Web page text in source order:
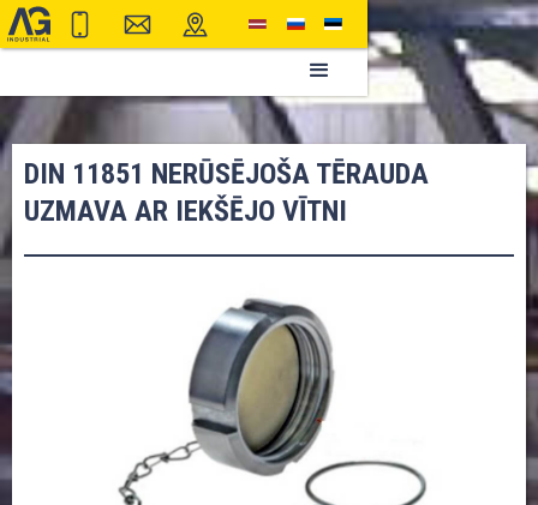
DIN 11851 NERŪSĒJOŠA TĒRAUDA
UZMAVA AR IEKŠĒJO VĪTNI